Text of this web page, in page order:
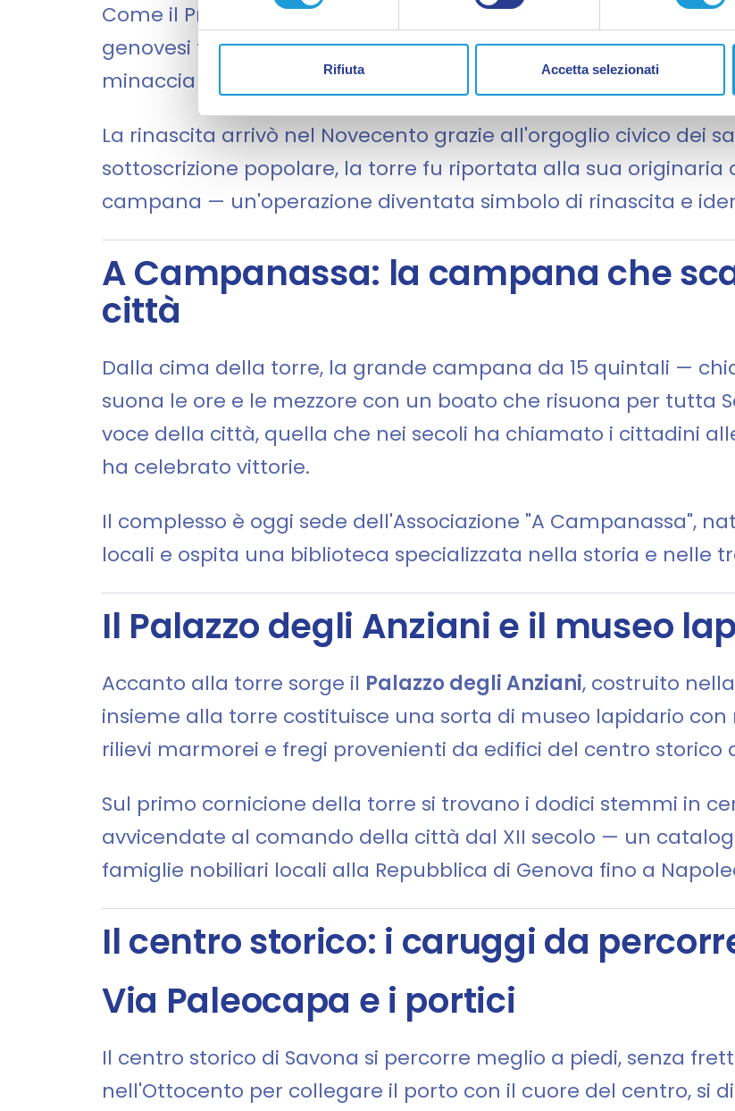
Rifiuta Accetta selezionati
Come il Priamar, anche il Brandale subì la mano pesante di
genovesi fecero abbassare la torre da 49,60 a 31,60 metri per
minaccia o un ostacolo alla nuova fortezza del Priamar.
La rinascita arrivò nel Novecento grazie all'orgoglio civico dei
sottoscrizione popolare, la torre fu riportata alla sua originaria
campana — un'operazione diventata simbolo di rinascita e
A Campanassa: la campana che
città
Dalla cima della torre, la grande campana da 15 quintali —
suona le ore e le mezzore con un boato che risuona per tutta
voce della città, quella che nei secoli ha chiamato i cittadini
ha celebrato vittorie.
Il complesso è oggi sede dell'Associazione "A Campanassa",
locali e ospita una biblioteca specializzata nella storia e nelle
Il Palazzo degli Anziani e il museo
Accanto alla torre sorge il Palazzo degli Anziani, costruito
insieme alla torre costituisce una sorta di museo lapidario con
rilievi marmorei e fregi provenienti da edifici del centro storico
Sul primo cornicione della torre si trovano i dodici stemmi in
avvicendate al comando della città dal XII secolo — un
famiglie nobiliari locali alla Repubblica di Genova fino a
Il centro storico: i caruggi da
Via Paleocapa e i portici
Il centro storico di Savona si percorre meglio a piedi, senza
nell'Ottocento per collegare il porto con il cuore del centro, si